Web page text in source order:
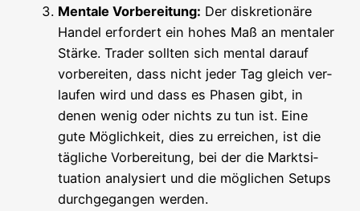
Men­ta­le Vor­be­rei­tung: Der dis­kre­tio­nä­re
Han­del erfor­dert ein hohes Maß an men­ta­ler
Stär­ke. Trader soll­ten sich men­tal dar­auf
vor­be­rei­ten, dass nicht jeder Tag gleich ver­
lau­fen wird und dass es Pha­sen gibt, in
denen wenig oder nichts zu tun ist. Eine
gute Mög­lich­keit, dies zu errei­chen, ist die
täg­li­che Vor­be­rei­tung, bei der die Markt­si­
tua­ti­on ana­ly­siert und die mög­li­chen Set­ups
durch­ge­gan­gen werden.